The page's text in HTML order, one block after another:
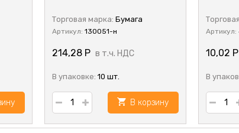
Торговая марка: Бумага
Артикул: 130051-н
214,28 Р в т.ч. НДС
В упаковке: 10 шт.
В корзину
Артикул:
10,02 Р
В